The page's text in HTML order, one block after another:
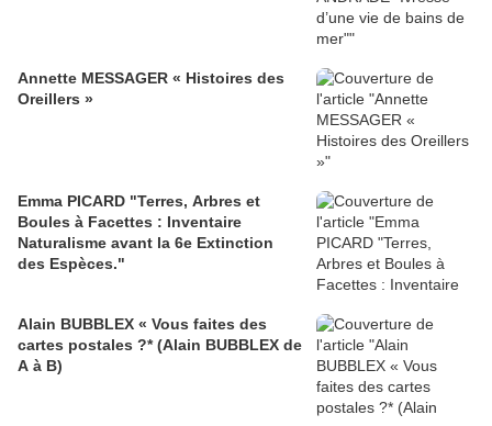
Annette MESSAGER « Histoires des
Oreillers »
Emma PICARD "Terres, Arbres et
Boules à Facettes : Inventaire
Naturalisme avant la 6e Extinction
des Espèces."
Alain BUBBLEX « Vous faites des
cartes postales ?* (Alain BUBBLEX de
A à B)